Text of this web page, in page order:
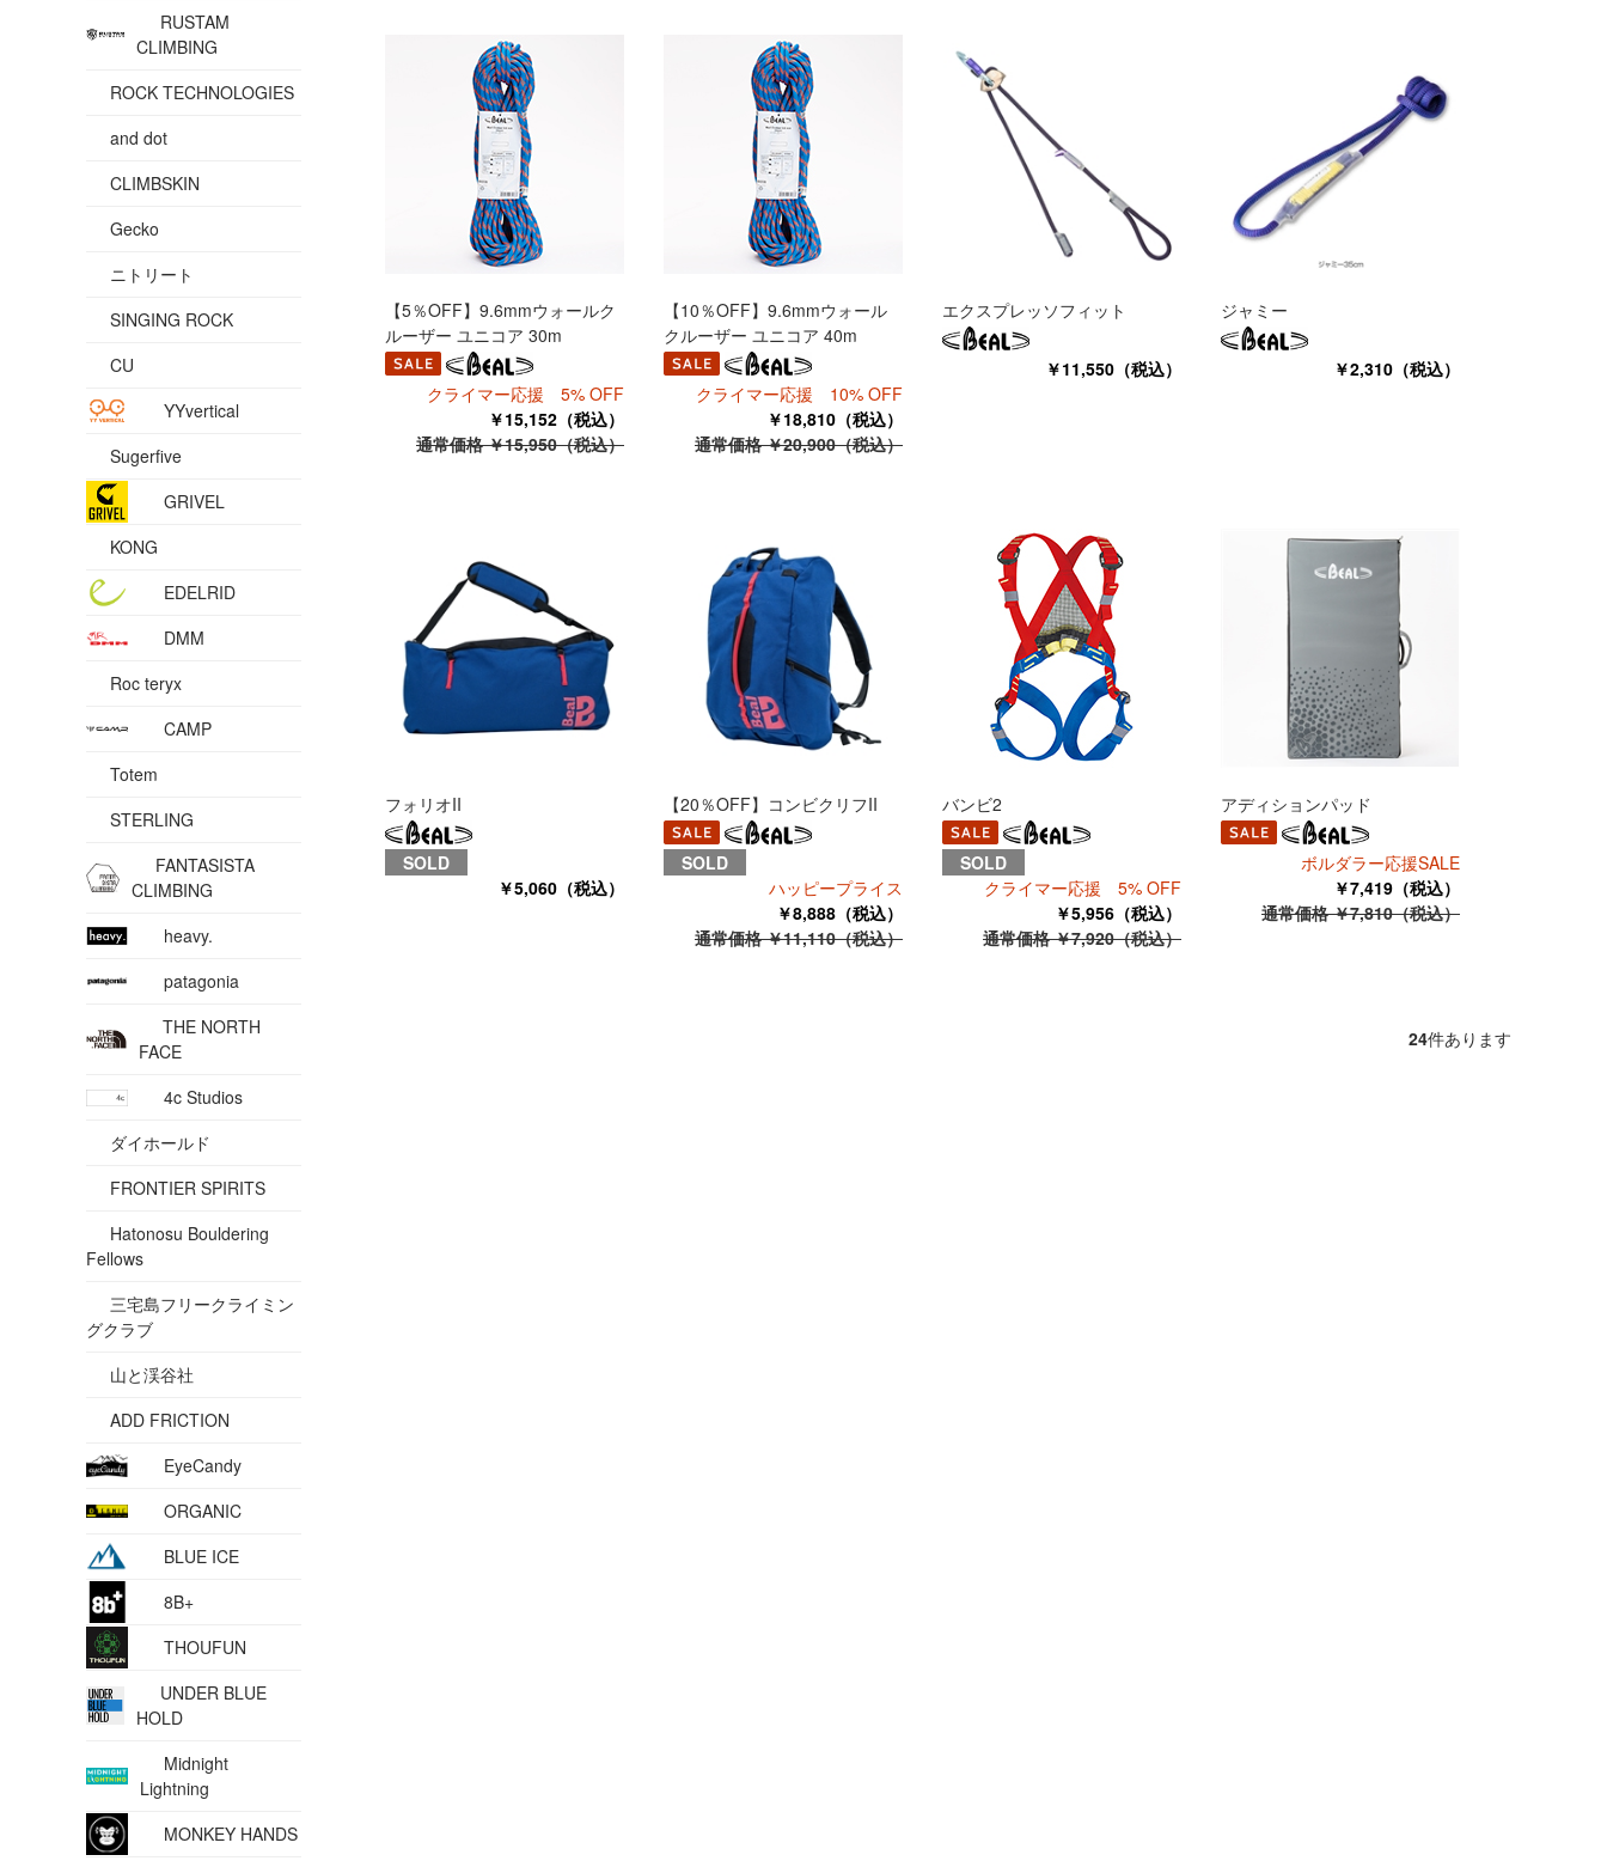
RUSTAM
CLIMBING
ROCK TECHNOLOGIES
and dot
CLIMBSKIN
Gecko
ニトリート
SINGING ROCK
CU
YYvertical
Sugerfive
GRIVEL
KONG
EDELRID
DMM
Roc teryx
CAMP
Totem
STERLING
FANTASISTA
CLIMBING
heavy.
patagonia
THE NORTH
FACE
4c Studios
ダイホールド
FRONTIER SPIRITS
Hatonosu Bouldering
Fellows
三宅島フリークライミン
グクラブ
山と渓谷社
ADD FRICTION
EyeCandy
ORGANIC
BLUE ICE
8B+
THOUFUN
UNDER BLUE
HOLD
Midnight
Lightning
MONKEY HANDS
【5％OFF】9.6mmウォールク
ルーザー ユニコア 30m
クライマー応援 5% OFF
￥15,152（税込）
通常価格 ￥15,950（税込）
【10％OFF】9.6mmウォール
クルーザー ユニコア 40m
クライマー応援 10% OFF
￥18,810（税込）
通常価格 ￥20,900（税込）
エクスプレッソフィット
￥11,550（税込）
ジャミー
￥2,310（税込）
フォリオII
SOLD
￥5,060（税込）
【20％OFF】コンビクリフII
SOLD
ハッピープライス
￥8,888（税込）
通常価格 ￥11,110（税込）
バンビ2
SOLD
クライマー応援 5% OFF
￥5,956（税込）
通常価格 ￥7,920（税込）
アディションパッド
ボルダラー応援SALE
￥7,419（税込）
通常価格 ￥7,810（税込）
24件あります